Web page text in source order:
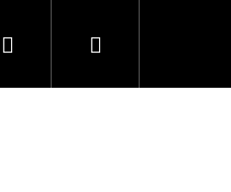
spolupráce
PřihlášeníNákupní